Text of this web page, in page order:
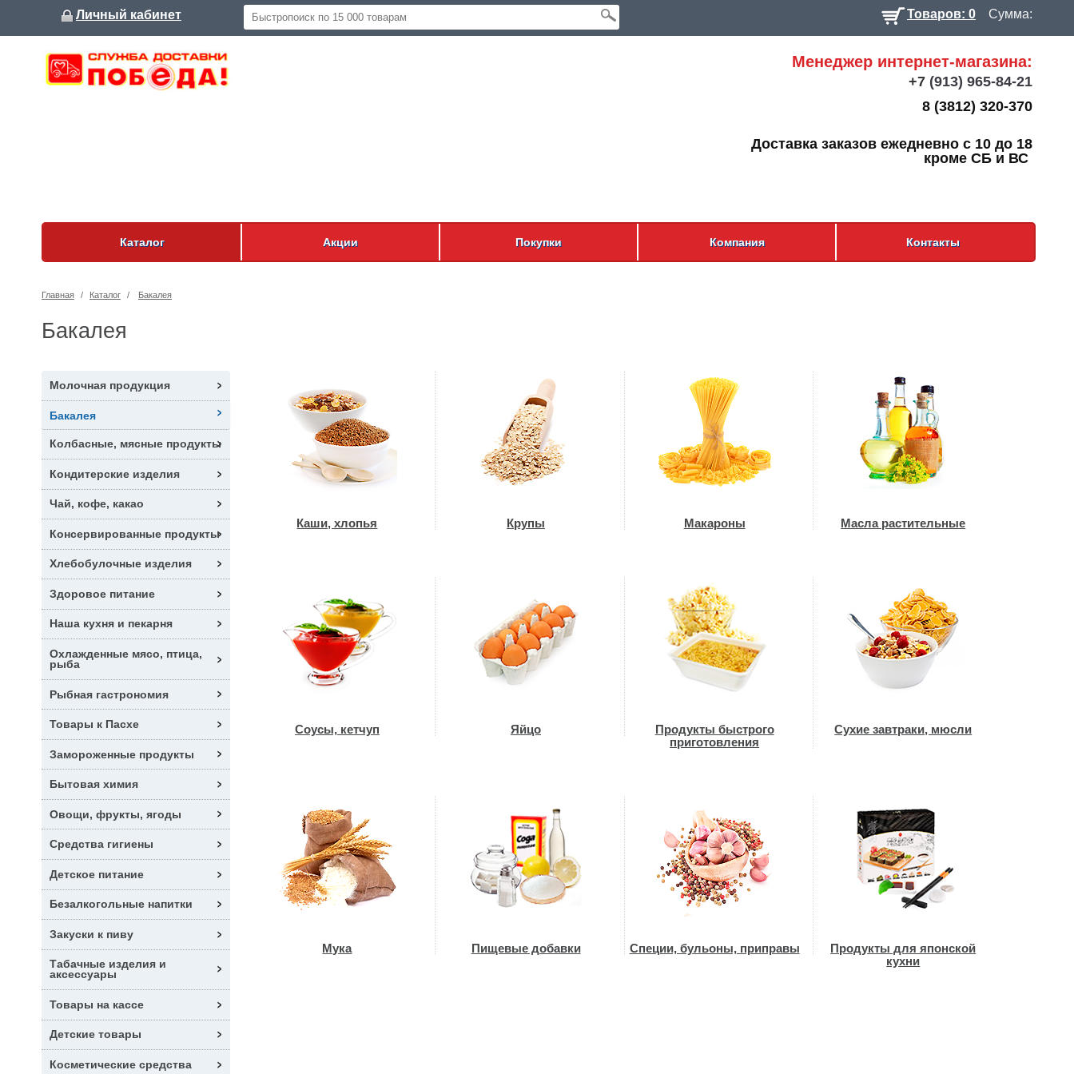
Личный кабинет Товаров: 0 Сумма:
Менеджер интернет-магазина:
+7 (913) 965-84-21
8 (3812) 320-370
Доставка заказов ежедневно с 10 до 18
кроме СБ и ВС
Каталог Акции Покупки Компания Контакты
Главная / Каталог / Бакалея
Бакалея
Молочная продукция
Бакалея
Колбасные, мясные продукты
Кондитерские изделия
Чай, кофе, какао
Консервированные продукты
Хлебобулочные изделия
Здоровое питание
Наша кухня и пекарня
Охлажденные мясо, птица,
рыба
Рыбная гастрономия
Товары к Пасхе
Замороженные продукты
Бытовая химия
Овощи, фрукты, ягоды
Средства гигиены
Детское питание
Безалкогольные напитки
Закуски к пиву
Табачные изделия и
аксессуары
Товары на кассе
Детские товары
Косметические средства
Каши, хлопья Крупы Макароны Масла растительные
Соусы, кетчуп Яйцо
Продукты быстрого
приготовления
Сухие завтраки, мюсли
Мука Пищевые добавки Специи, бульоны, приправы
Продукты для японской
кухни